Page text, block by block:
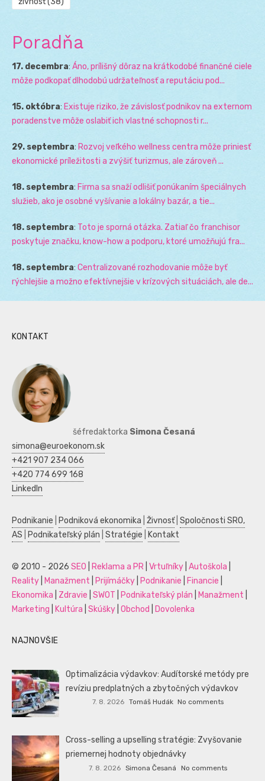
Poradňa
17. decembra: Áno, prílišný dôraz na krátkodobé finančné ciele
môže podkopať dlhodobú udržateľnosť a reputáciu pod...
15. októbra: Existuje riziko, že závislosť podnikov na externom
poradenstve môže oslabiť ich vlastné schopnosti r...
29. septembra: Rozvoj veľkého wellness centra môže priniesť
ekonomické príležitosti a zvýšiť turizmus, ale zároveň ...
18. septembra: Firma sa snaží odlišiť ponúkaním špeciálnych
služieb, ako je osobné vyšívanie a lokálny bazár, a tie...
18. septembra: Toto je sporná otázka. Zatiaľ čo franchisor
poskytuje značku, know-how a podporu, ktoré umožňujú fra...
18. septembra: Centralizované rozhodovanie môže byť
rýchlejšie a možno efektívnejšie v krízových situáciách, ale de...
KONTAKT
šéfredaktorka Simona Česaná
simona@euroekonom.sk
+421 907 234 066
+420 774 699 168
LinkedIn
Podnikanie Podniková ekonomika Živnosť| Spoločnosti SRO,
AS
Podnikateľský plán Stratégie Kontakt
© 2010 - 2026 SEO Reklama a PR Vrtuľníky Autoškola
Reality
Manažment Prijímáčky Podnikanie Financie
Ekonomika
Zdravie SWOT Podnikateľský plán Manažment
Marketing
Kultúra Skúšky Obchod Dovolenka
NAJNOVŠIE
Optimalizácia výdavkov: Audítorské metódy pre
revíziu predplatných a zbytočných výdavkov
7. 8. 2026 Tomáš Hudák No comments
Cross-selling a upselling stratégie: Zvyšovanie
priemernej hodnoty objednávky
7. 8. 2026 Simona Česaná No comments